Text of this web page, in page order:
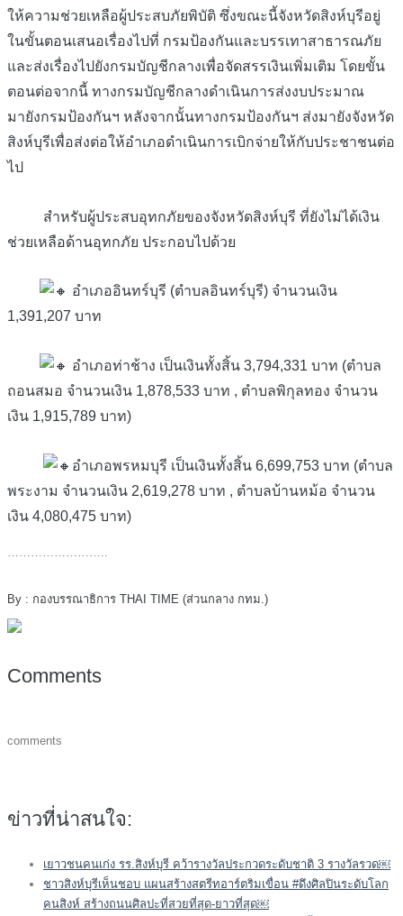
ให้ความช่วยเหลือผู้ประสบภัยพิบัติ ซึ่งขณะนี้จังหวัดสิงห์บุรีอยู่
ในขั้นตอนเสนอเรื่องไปที่ กรมป้องกันและบรรเทาสาธารณภัย
และส่งเรื่องไปยังกรมบัญชีกลางเพื่อจัดสรรเงินเพิ่มเติม โดยขั้น
ตอนต่อจากนี้ ทางกรมบัญชีกลางดำเนินการส่งงบประมาณ
มายังกรมป้องกันฯ หลังจากนั้นทางกรมป้องกันฯ ส่งมายังจังหวัด
สิงห์บุรีเพื่อส่งต่อให้อำเภอดำเนินการเบิกจ่ายให้กับประชาชนต่อ
ไป
สำหรับผู้ประสบอุทกภัยของจังหวัดสิงห์บุรี ที่ยังไม่ได้เงิน
ช่วยเหลือด้านอุทกภัย ประกอบไปด้วย
อำเภออินทร์บุรี (ตำบลอินทร์บุรี) จำนวนเงิน
1,391,207 บาท
อำเภอท่าช้าง เป็นเงินทั้งสิ้น 3,794,331 บาท (ตำบล
ถอนสมอ จำนวนเงิน 1,878,533 บาท , ตำบลพิกุลทอง จำนวน
เงิน 1,915,789 บาท)
อำเภอพรหมบุรี เป็นเงินทั้งสิ้น 6,699,753 บาท (ตำบล
พระงาม จำนวนเงิน 2,619,278 บาท , ตำบลบ้านหม้อ จำนวน
เงิน 4,080,475 บาท)
By : กองบรรณาธิการ THAI TIME (ส่วนกลาง กทม.)
Comments
comments
ข่าวที่น่าสนใจ:
เยาวชนคนเก่ง รร.สิงห์บุรี คว้ารางวัลประกวดระดับชาติ 3 รางวัลรวด￼
ชาวสิงห์บุรีเห็นชอบ แผนสร้างสตรีทอาร์ตริมเขื่อน #ดึงศิลปินระดับโลก
คนสิงห์ สร้างถนนศิลปะที่สวยที่สุด-ยาวที่สุด￼